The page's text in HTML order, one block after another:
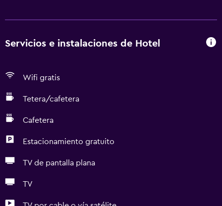
Servicios e instalaciones de Hotel
Wifi gratis
Tetera/cafetera
Cafetera
Estacionamiento gratuito
TV de pantalla plana
TV